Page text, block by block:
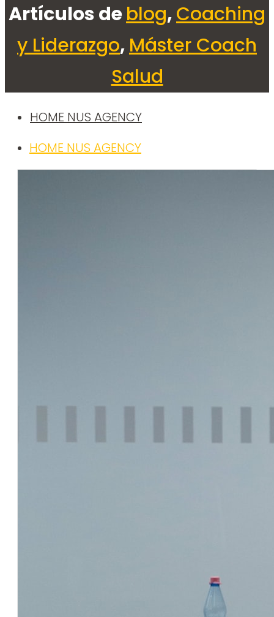
Artículos deblog,Coaching
y Liderazgo, Máster Coach
Salud
HOME NUS AGENCY
HOME NUS AGENCY